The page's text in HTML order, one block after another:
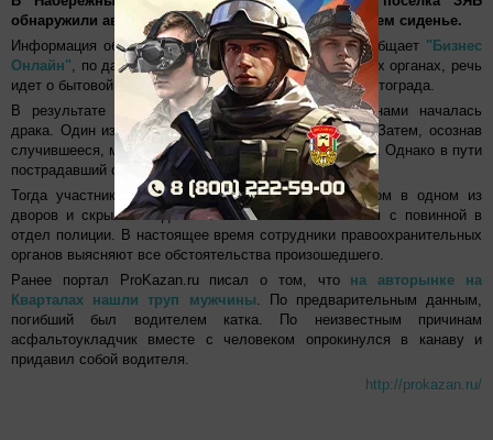
обнаружили автомобиль BMW X3 с трупом на заднем сиденье.
Информация об этом появилась в соцсетях. Как сообщает "Бизнес
Онлайн", по данным источника в правоохранительных органах, речь
идет о бытовой ссоре двух состоятельных жителей автограда.
В результате словесной перепалки между мужчинами началась
драка. Один из них сильно избил своего оппонента. Затем, осознав
случившееся, мужчина решил отвезти его в больницу. Однако в пути
пострадавший скончался.
Тогда участник конфликта оставил машину с трупом в одном из
дворов и скрылся. Однако затем он все же явился с повинной в
отдел полиции. В настоящее время сотрудники правоохранительных
органов выясняют все обстоятельства произошедшего.
Ранее портал ProKazan.ru писал о том, что на авторынке на
Кварталах нашли труп мужчины. По предварительным данным,
погибший был водителем катка. По неизвестным причинам
асфальтоукладчик вместе с человеком опрокинулся в канаву и
придавил собой водителя.
http://prokazan.ru/